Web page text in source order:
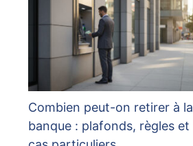
Combien peut-on retirer à la
banque : plafonds, règles et